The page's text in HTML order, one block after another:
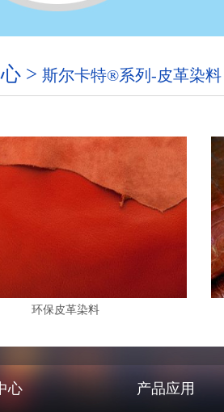
> 斯尔卡特®系列-皮革染料
环保皮革染料
心 产品应用